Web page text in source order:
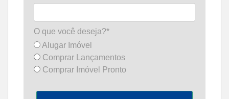
O que você deseja?*
Alugar Imóvel
Comprar Lançamentos
Comprar Imóvel Pronto